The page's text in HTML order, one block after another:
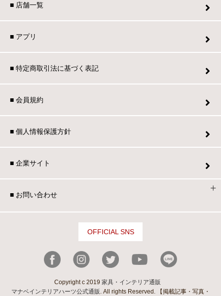
■ 店舗一覧
■ アプリ
■ 特定商取引法に基づく表記
■ 会員規約
■ 個人情報保護方針
■ 企業サイト
■ お問い合わせ
OFFICIAL SNS
Copyright c 2019 家具・インテリア通販
マナベインテリアハーツ公式通販 . All rights Reserved. 【掲載記事・写真・